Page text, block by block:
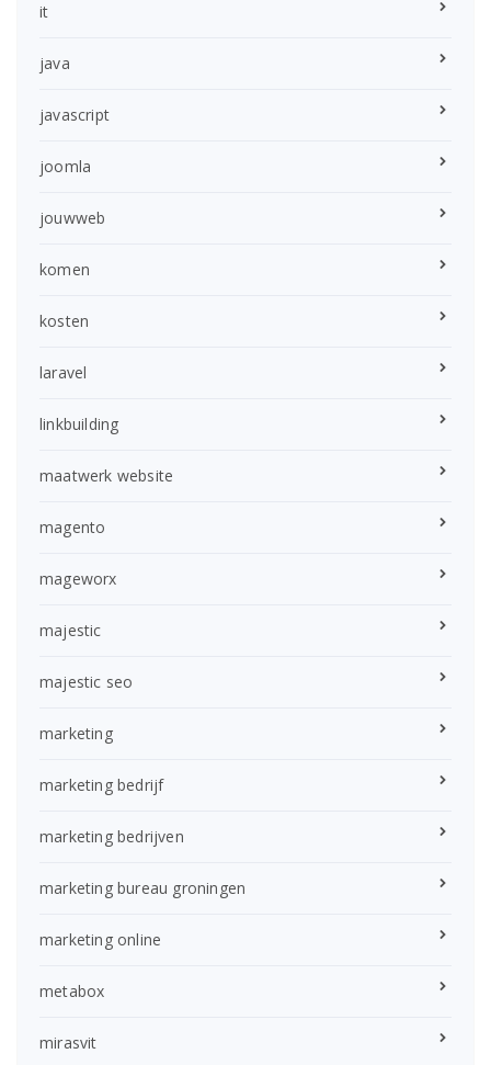
it
java
javascript
joomla
jouwweb
komen
kosten
laravel
linkbuilding
maatwerk website
magento
mageworx
majestic
majestic seo
marketing
marketing bedrijf
marketing bedrijven
marketing bureau groningen
marketing online
metabox
mirasvit